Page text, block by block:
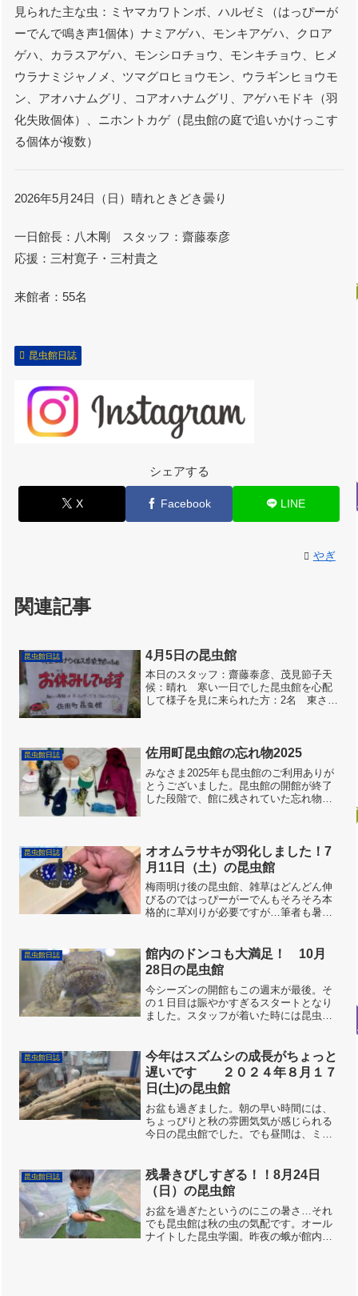
見られた主な虫：ミヤマカワトンボ、ハルゼミ（はっぴーが
ーでんで鳴き声1個体）ナミアゲハ、モンキアゲハ、クロア
ゲハ、カラスアゲハ、モンシロチョウ、モンキチョウ、ヒメ
ウラナミジャノメ、ツマグロヒョウモン、ウラギンヒョウモ
ン、アオハナムグリ、コアオハナムグリ、アゲハモドキ（羽
化失敗個体）、ニホントカゲ（昆虫館の庭で追いかけっこす
る個体が複数）
2026年5月24日（日）晴れときどき曇り
一日館長：八木剛 スタッフ：齋藤泰彦
応援：三村寛子・三村貴之
来館者：55名
昆虫館日誌
シェアする
X Facebook LINE
やぎ
関連記事
昆虫館日誌 4月5日の昆虫館
本日のスタッフ：齋藤泰彦、茂見節子天
候：晴れ 寒い一日でした昆虫館を心配
して様子を見に来られた方：2名 東さ
た。皮肉にも瑠璃寺参道...
昆虫館日誌 佐用町昆虫館の忘れ物2025
みなさま2025年も昆虫館のご利用ありが
とうございました。昆虫館の開館が終了
した段階で、館に残されていた忘れ物
昆虫館へ引き取りにお...
昆虫館日誌
オオムラサキが羽化しました！7
月11日（土）の昆虫館
梅雨明け後の昆虫館、雑草はどんどん伸
びるのではっぴーがーでんもそろそろ本
格的に草刈りが必要ですが…筆者も暑さ
が最盛期です。大きなメスも飛び出しま
す。昆虫館の開館準備を岡田...
昆虫館日誌
館内のドンコも大満足！ 10月
28日の昆虫館
今シーズンの開館もこの週末が最後。そ
の１日目は賑やかすぎるスタートとなり
ました。スタッフが着いた時には昆虫館
り広げていたのです。せっかくなのでお
客さんを楽しませてもらえ...
昆虫館日誌
今年はスズムシの成長がちょっと
遅いです ２０２４年８月１７
日(土)の昆虫館
お盆も過ぎました。朝の早い時間には、
ちょっぴりと秋の雰囲気気が感じられる
今日の昆虫館でした。でも昼間は、ミン
夏休みの宿題は終わりましたか？もうす
ぐ２学期が始まるよ！！！...
昆虫館日誌
残暑きびしすぎる！！8月24日
（日）の昆虫館
お盆を過ぎたというのにこの暑さ…それ
でも昆虫館は秋の虫の気配です。オール
ナイトした昆虫学園。昨夜の蛾が館内の